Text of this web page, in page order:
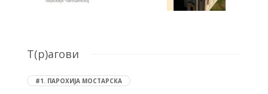
T(р)агови
#1. ПАРОХИЈА МОСТАРСКА